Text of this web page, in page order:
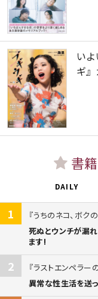
い
ギ
書籍
DAILY
1
うちのネコ、ボク
死ぬとウンチが漏
ます!
2
ラストエンペラー
異常な性生活を送